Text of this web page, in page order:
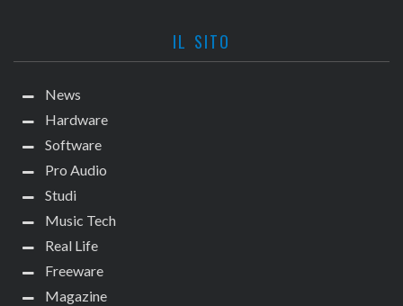
IL SITO
News
Hardware
Software
Pro Audio
Studi
Music Tech
Real Life
Freeware
Magazine